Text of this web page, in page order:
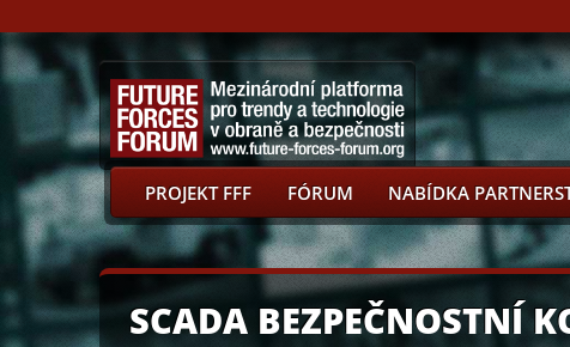
PROJEKT FFF FÓRUM NABÍDKA
SCADA BEZPEČNOSTNÍ